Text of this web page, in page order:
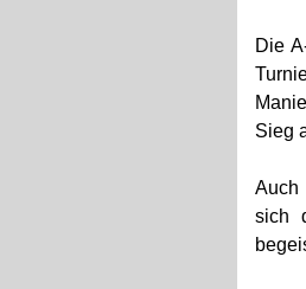
Die
Sieg
Auch
sich